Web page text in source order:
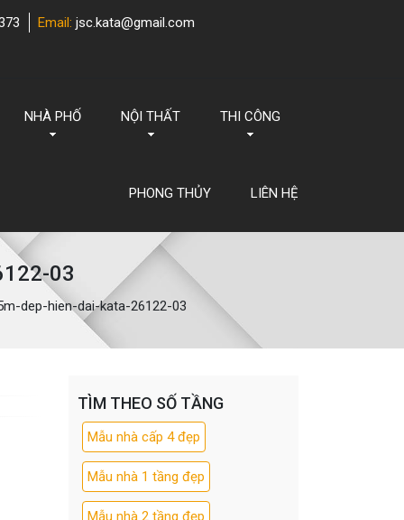
Email: jsc.kata@gmail.com
NHÀ PHỐ NỘI THẤT THI CÔNG
PHONG THỦY LIÊN HỆ
03
dep-hien-dai-kata-26122-03
TÌM THEO SỐ TẦNG
Mẫu nhà cấp 4 đẹp
Mẫu nhà 1 tầng đẹp
Mẫu nhà 2 tầng đẹp